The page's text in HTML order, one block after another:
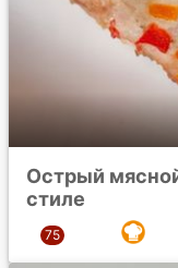
Острый
стиле